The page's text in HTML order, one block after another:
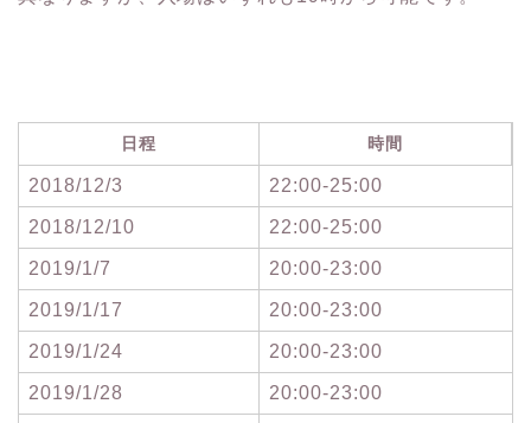
日程 時間
2018/12/3 22:00-25:00
2018/12/10 22:00-25:00
2019/1/7 20:00-23:00
2019/1/17 20:00-23:00
2019/1/24 20:00-23:00
2019/1/28 20:00-23:00